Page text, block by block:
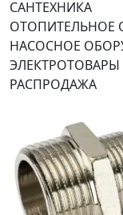
САНТЕХНИКА
ОТОПИТЕЛЬНОЕ
НАСОСНОЕ
ЭЛЕКТРОТОВАРЫ
РАСПРОДАЖА